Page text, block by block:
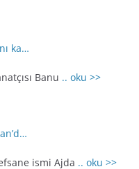
ka…
Banu .. oku >>
ismi Ajda .. oku >>